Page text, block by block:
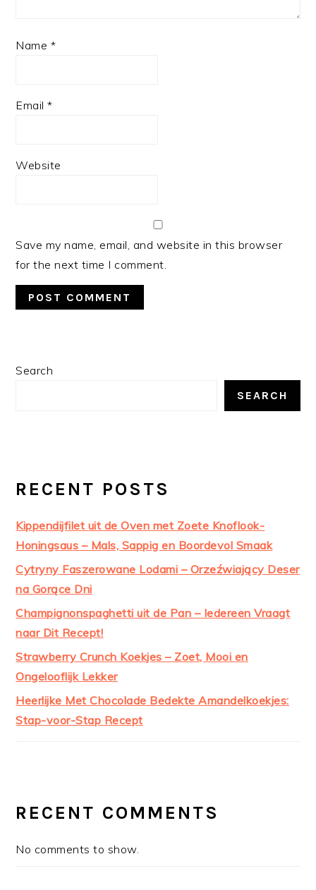
Name *
Email*
Website
Save my name, email, and website in this browser
for the next time I comment.
PRIMARY
Search
SEARCH
RECENT POSTS
Kippendijfilet uit de Oven met Zoete Knoflook-
Honingsaus – Mals, Sappig en Boordevol Smaak
Cytryny Faszerowane Lodami – Orzeźwiający Deser
na Gorące Dni
Champignonspaghetti uit de Pan – Iedereen Vraagt
naar Dit Recept!
Strawberry Crunch Koekjes – Zoet, Mooi en
Ongelooflijk Lekker
Heerlijke Met Chocolade Bedekte Amandelkoekjes:
Stap-voor-Stap Recept
RECENT COMMENTS
No comments to show.